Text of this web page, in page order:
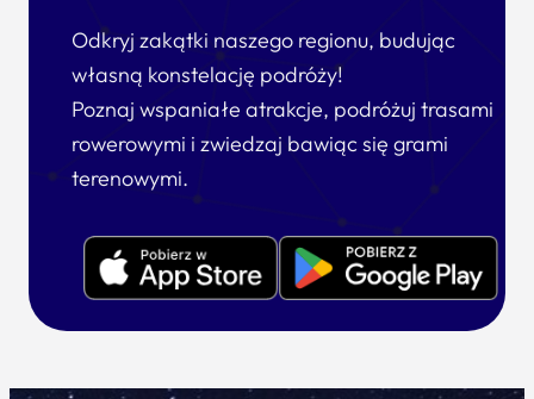
Odkryj zakątki naszego regionu, budując
własną konstelację podróży!
Poznaj wspaniałe atrakcje, podróżuj trasami
rowerowymi i zwiedzaj bawiąc się grami
terenowymi.